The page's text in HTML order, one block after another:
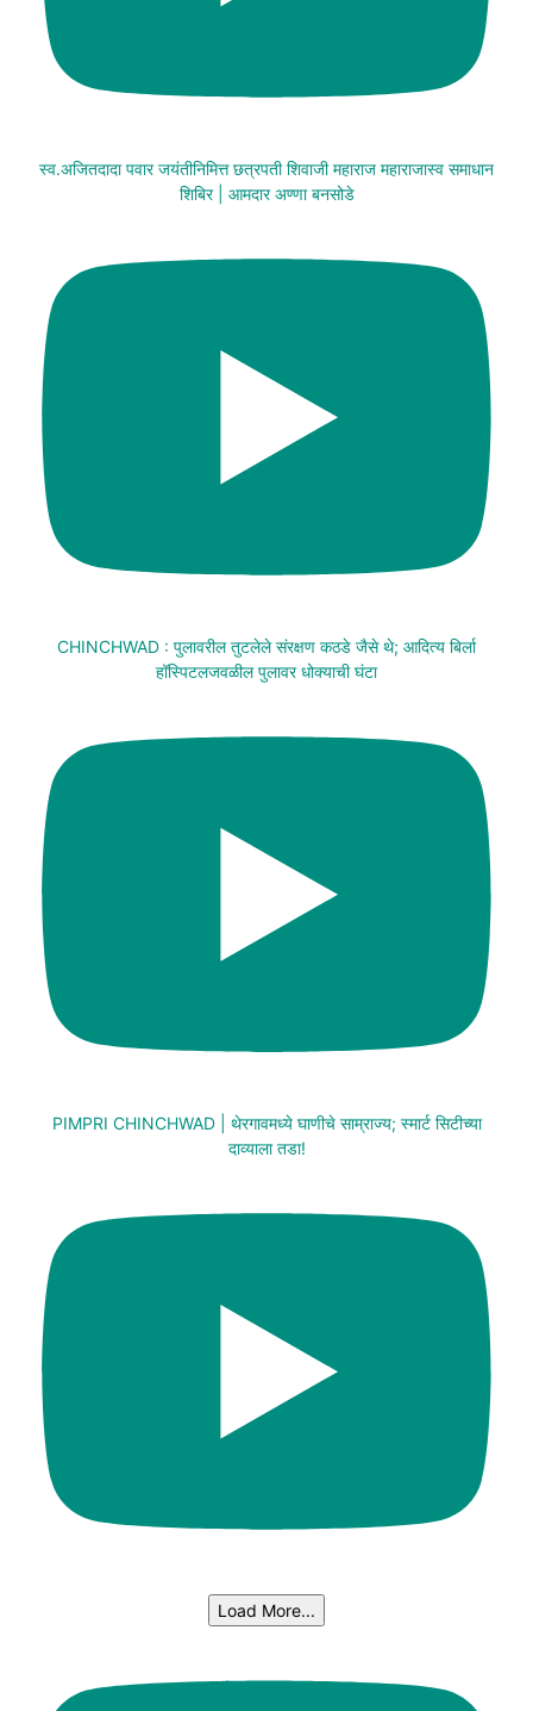
स्व.अजितदादा पवार जयंतीनिमित्त छत्रपती शिवाजी महाराज महाराजास्व समाधान
शिबिर | आमदार अण्णा बनसोडे
CHINCHWAD : पुलावरील तुटलेले संरक्षण कठडे जैसे थे; आदित्य बिर्ला
हॉस्पिटलजवळील पुलावर धोक्याची घंटा
PIMPRI CHINCHWAD | थेरगावमध्ये घाणीचे साम्राज्य; स्मार्ट सिटीच्या
दाव्याला तडा!
Load More...